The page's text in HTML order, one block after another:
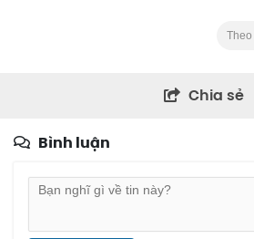
Theo
Chia sẻ
Bình luận